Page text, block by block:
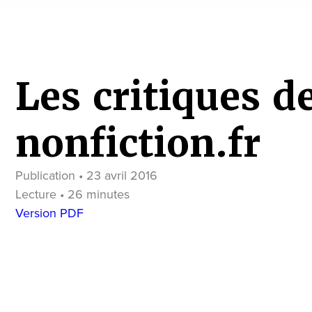
Les critiques
nonfiction.fr
Publication • 23 avril 2016
Lecture • 26 minutes
Version PDF